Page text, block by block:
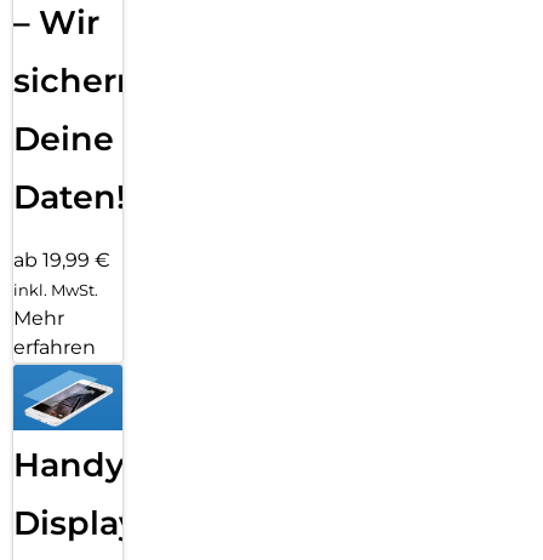
– Wir
sichern
Deine
Daten!
ab 19,99 €
inkl. MwSt.
Mehr
erfahren
Handy
Displayfolie